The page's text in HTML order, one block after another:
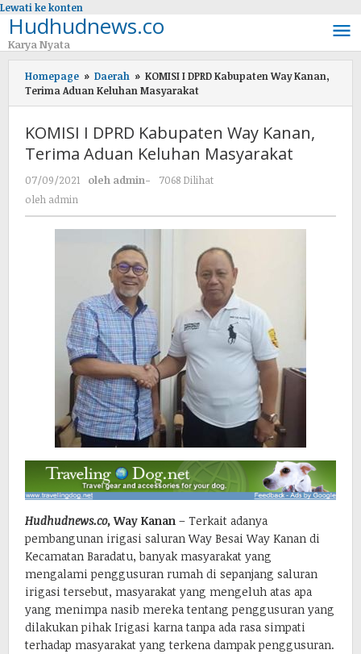
Lewati ke konten
Hudhudnews.co
Karya Nyata
Homepage » Daerah » KOMISI I DPRD Kabupaten Way Kanan,
Terima Aduan Keluhan Masyarakat
KOMISI I DPRD Kabupaten Way Kanan,
Terima Aduan Keluhan Masyarakat
07/09/2021 oleh admin-
7068 Dilihat
oleh admin
Hudhudnews.co,Way Kanan – Terkait adanya
pembangunan irigasi saluran Way Besai Way Kanan di
Kecamatan Baradatu, banyak masyarakat yang
mengalami penggusuran rumah di sepanjang saluran
irigasi tersebut, masyarakat yang mengeluh atas apa
yang menimpa nasib mereka tentang penggusuran yang
dilakukan pihak Irigasi karna tanpa ada rasa simpati
terhadap masyarakat yang terkena dampak penggusuran.